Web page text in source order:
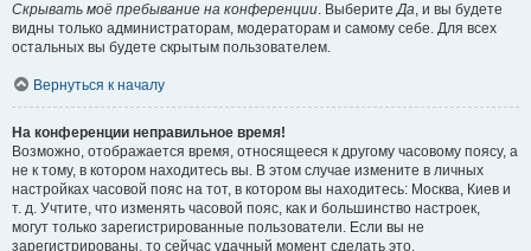
Скрывать моё пребывание на конференции. ВыберитеДа, и вы будете
видны только администраторам, модераторам и самому себе. Для всех
остальных вы будете скрытым пользователем.
Вернуться к началу
На конференции неправильное время!
Возможно, отображается время, относящееся к другому часовому поясу, а
не к тому, в котором находитесь вы. В этом случае измените в личных
настройках часовой пояс на тот, в котором вы находитесь: Москва, Киев и
т. д. Учтите, что изменять часовой пояс, как и большинство настроек,
могут только зарегистрированные пользователи. Если вы не
зарегистрированы, то сейчас удачный момент сделать это.